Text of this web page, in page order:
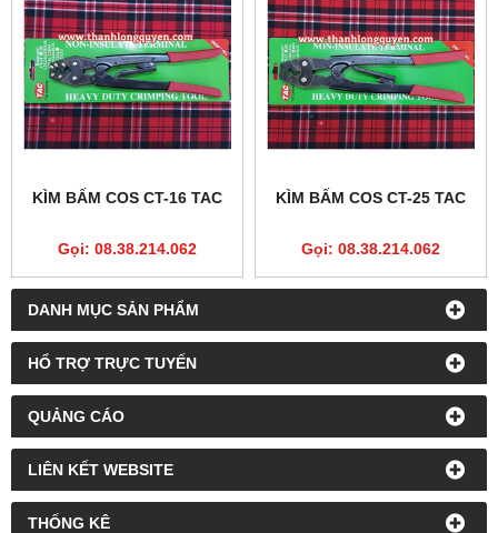
DANH MỤC SẢN PHẨM
HỔ TRỢ TRỰC TUYẾN
QUẢNG CÁO
LIÊN KẾT WEBSITE
THỐNG KÊ
KÌM BẤM COS CT-16 TAC
Gọi: 08.38.214.062
KÌM BẤM COS CT-25 TAC
Gọi: 08.38.214.062